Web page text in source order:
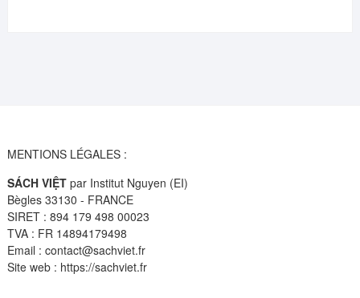
MENTIONS LÉGALES :
SÁCH VIỆTpar Institut Nguyen (EI)
Bègles 33130 - FRANCE
SIRET : 894 179 498 00023
TVA : FR 14894179498
Email : contact@sachviet.fr
Site web : https://sachviet.fr